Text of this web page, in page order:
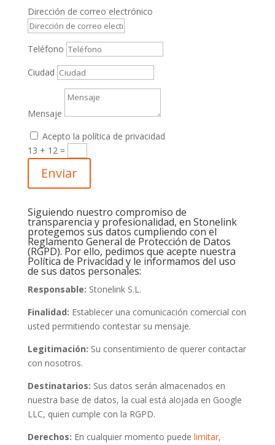
Dirección de correo electrónico
Teléfono
Ciudad
Mensaje
Acepto la política de privacidad
13 + 12 =
Enviar
Siguiendo nuestro compromiso de
transparencia y profesionalidad, en Stonelink
protegemos sus datos cumpliendo con el
Reglamento General de Protección de Datos
(RGPD). Por ello, pedimos que acepte nuestra
Política de Privacidad y le informamos del uso
de sus datos personales:
Responsable: Stonelink S.L.
Finalidad: Establecer una comunicación comercial con
usted permitiendo contestar su mensaje.
Legitimación: Su consentimiento de querer contactar
con nosotros.
Destinatarios: Sus datos serán almacenados en
nuestra base de datos, la cual está alojada en Google
LLC, quien cumple con la RGPD.
Derechos: En cualquier momento puede limitar,